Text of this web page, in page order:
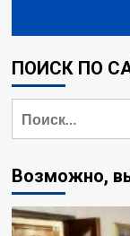
ПОИСК ПО
Возможно,